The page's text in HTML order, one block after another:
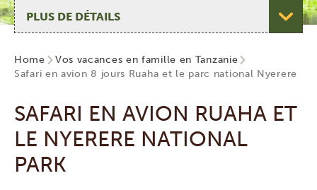
Choisir une page
Home
Vos vacances en famille en Tanzanie
Safari en avion 8 jours Ruaha et le parc national Nyerere
SAFARI EN AVION RUAHA ET
LE NYERERE NATIONAL
PARK